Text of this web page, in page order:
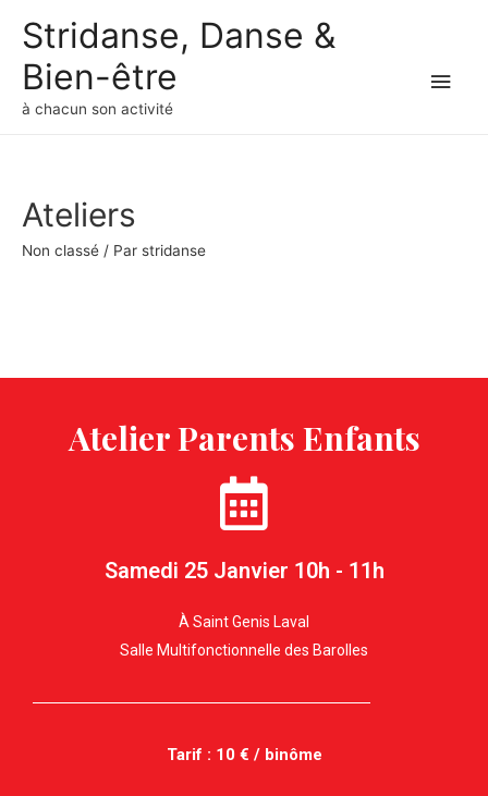
Stridanse, Danse &
Bien-être
à chacun son activité
Ateliers
Non classé / Par stridanse
Atelier Parents Enfants
Samedi 25 Janvier 10h - 11h
À Saint Genis Laval
Salle Multifonctionnelle des Barolles
Tarif : 10 € / binôme